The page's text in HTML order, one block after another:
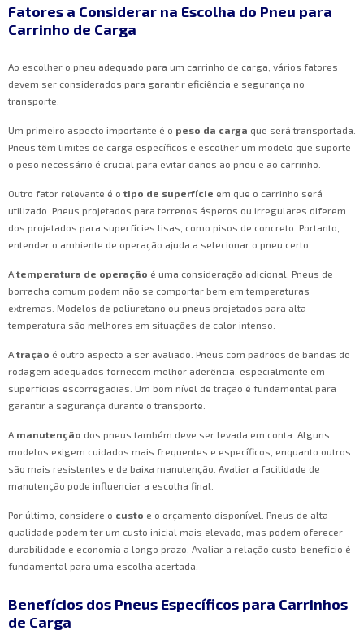
Fatores a Considerar na Escolha do Pneu para
Carrinho de Carga
Ao escolher o pneu adequado para um carrinho de carga, vários fatores
devem ser considerados para garantir eficiência e segurança no
transporte.
Um primeiro aspecto importante é o peso da carga que será transportada.
Pneus têm limites de carga específicos e escolher um modelo que suporte
o peso necessário é crucial para evitar danos ao pneu e ao carrinho.
Outro fator relevante é o tipo de superfície em que o carrinho será
utilizado. Pneus projetados para terrenos ásperos ou irregulares diferem
dos projetados para superfícies lisas, como pisos de concreto. Portanto,
entender o ambiente de operação ajuda a selecionar o pneu certo.
A temperatura de operação é uma consideração adicional. Pneus de
borracha comum podem não se comportar bem em temperaturas
extremas. Modelos de poliuretano ou pneus projetados para alta
temperatura são melhores em situações de calor intenso.
A tração é outro aspecto a ser avaliado. Pneus com padrões de bandas de
rodagem adequados fornecem melhor aderência, especialmente em
superfícies escorregadias. Um bom nível de tração é fundamental para
garantir a segurança durante o transporte.
A manutenção dos pneus também deve ser levada em conta. Alguns
modelos exigem cuidados mais frequentes e específicos, enquanto outros
são mais resistentes e de baixa manutenção. Avaliar a facilidade de
manutenção pode influenciar a escolha final.
Por último, considere o custo e o orçamento disponível. Pneus de alta
qualidade podem ter um custo inicial mais elevado, mas podem oferecer
durabilidade e economia a longo prazo. Avaliar a relação custo-benefício é
fundamental para uma escolha acertada.
Benefícios dos Pneus Específicos para Carrinhos
de Carga